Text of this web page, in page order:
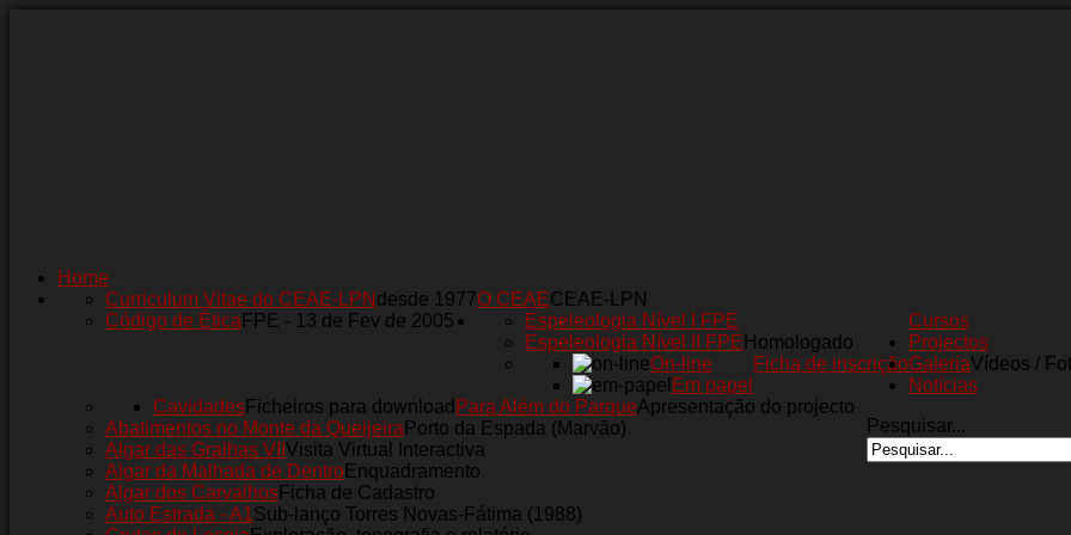
Home
O CEAECEAE-LPN
Curriculum Vitae do CEAE-LPN desde 1977
Código de Ética FPE - 13 de Fev de 2005 Cursos
Espeleologia Nível I FPE
Espeleologia Nível II FPE Homologado
Ficha de inscrição
On-line
Em papel
Projectos
Para Além do ParqueApresentação do projecto
CavidadesFicheiros para download
Abatimentos no Monte da Queijeira Porto da Espada (Marvão)
Algar das Gralhas VII Visita Virtual Interactiva
Algar da Malhada de DentroEnquadramento
Algar dos CarvalhosFicha de Cadastro
Auto Estrada - A1Sub-lanço Torres Novas-Fátima (1988)
GaleriaVídeos /
Notícias
Pesquisar...